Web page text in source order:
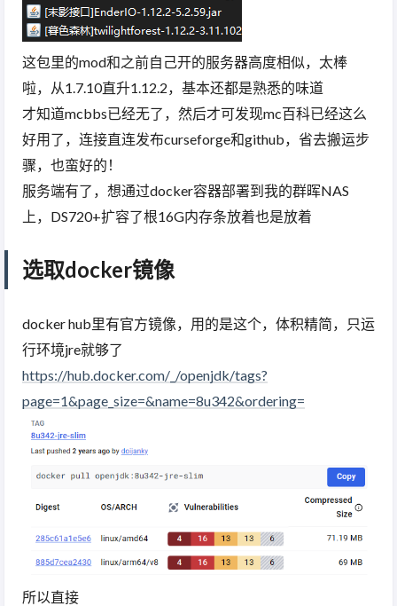
这包里的mod和之前自己开的服务器高度相似，太棒
啦，从1.7.10直升1.12.2，基本还都是熟悉的味道
才知道mcbbs已经无了，然后才可发现mc百科已经这么
好用了，连接直连发布curseforge和github，省去搬运步
骤，也蛮好的！
服务端有了，想通过docker容器部署到我的群晖NAS
上，DS720+扩容了根16G内存条放着也是放着
选取docker镜像
docker hub里有官方镜像，用的是这个，体积精简，只运
行环境jre就够了
https://hub.docker.com/_/openjdk/tags?
page=1&page_size=&name=8u342&ordering=
所以直接